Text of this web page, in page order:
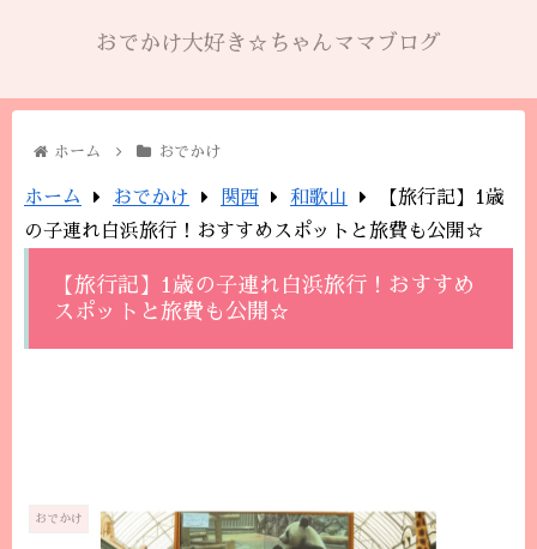
おでかけ大好き☆ちゃんママブログ
ホーム おでかけ
ホーム おでかけ 関西 和歌山
【旅行記】1歳
の子連れ白浜旅行！おすすめスポットと旅費も公開☆
【旅行記】1歳の子連れ白浜旅行！おすすめ
スポットと旅費も公開☆
おでかけ